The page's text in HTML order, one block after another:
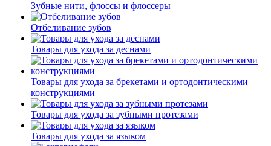
Зубные нити, флоссы и флоссеры
Отбеливание зубов
Товары для ухода за деснами
Товары для ухода за брекетами и ортодонтическими
конструкциями
Товары для ухода за зубными протезами
Товары для ухода за языком